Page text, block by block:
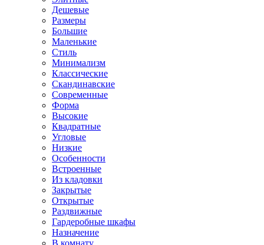
Дешевые
Размеры
Большие
Маленькие
Стиль
Минимализм
Классические
Скандинавские
Современные
Форма
Высокие
Квадратные
Угловые
Низкие
Особенности
Встроенные
Из кладовки
Закрытые
Открытые
Раздвижные
Гардеробные шкафы
Назначение
В комнату